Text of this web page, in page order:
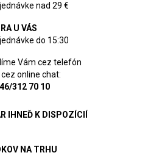
nad 29 €
U VÁS
do 15:30
Vám cez telefón
online chat:
312 70 10
IHNEĎ K DISPOZÍCIÍ
NA TRHU